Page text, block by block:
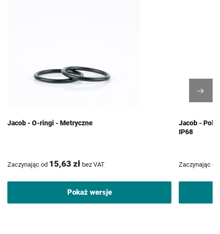
Jacob - O-ringi - Metryczne
Zaczynając od 15,63 zł bez VAT
Pokaż wersje
Jacob -
IP68
Zaczynając od